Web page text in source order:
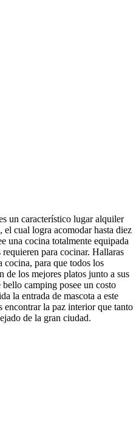
un característico lugar alquiler
cual logra acomodar hasta diez
una cocina totalmente equipada
para cocinar. Hallaras
cocina, para que todos los
de los mejores platos junto a sus
camping posee un costo
la entrada de mascota a este
encontrar la paz interior que tanto
de la gran ciudad.